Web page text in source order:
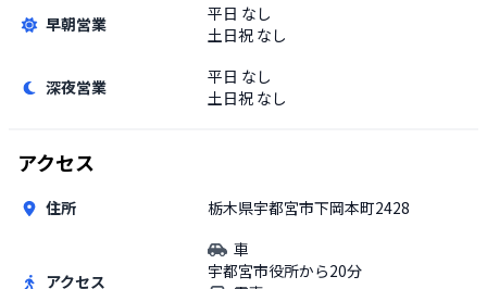
早朝営業 平日 なし
土日祝 なし
深夜営業 平日 なし
土日祝 なし
アクセス
住所 栃木県宇都宮市下岡本町2428
アクセス
車
宇都宮市役所から20分